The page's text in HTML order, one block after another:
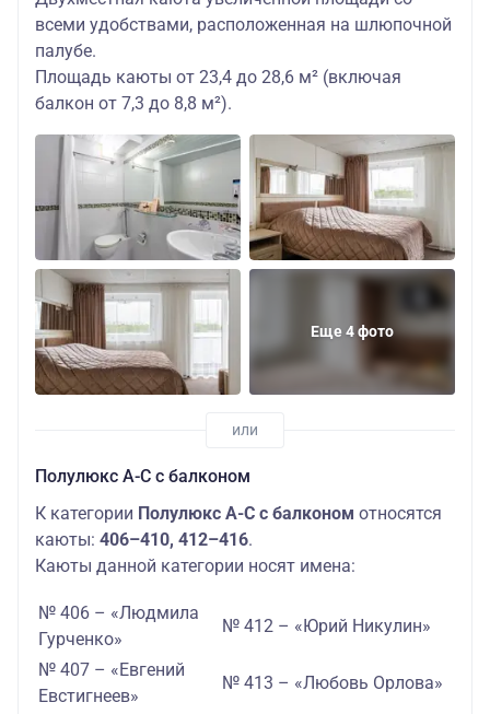
всеми удобствами, расположенная на шлюпочной
палубе.
Площадь каюты от 23,4 до 28,6 м² (включая
балкон от 7,3 до 8,8 м²).
Еще 4 фото
Полулюкс А-С с балконом
К категории Полулюкс А-С с балконом относятся
каюты: 406–410, 412–416.
Каюты данной категории носят имена:
№ 406 – «Людмила
Гурченко»
№ 412 – «Юрий Никулин»
№ 407 – «Евгений
Евстигнеев»
№ 413 – «Любовь Орлова»